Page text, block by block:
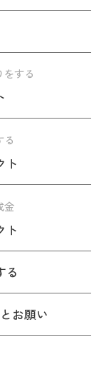
をする
る
ト
金
ト
る
お願い